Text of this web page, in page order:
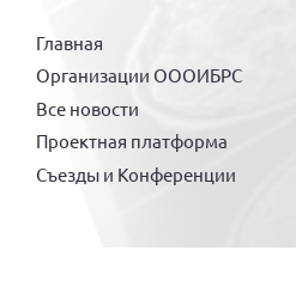
Главная
Организации ОООИБРС
Все новости
Проектная платформа
Съезды и Конференции